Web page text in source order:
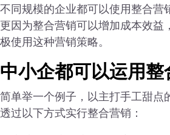
不同规模的企业都可以使用整合营
更因为整合营销可以增加成本效益
极使用这种营销策略。
中小企都可以运用整
简单举一个例子，以主打手工甜点
透过以下方式实行整合营销：